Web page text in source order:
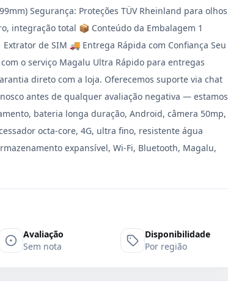
Segurança: Proteções TÜV Rheinland para olhos
integração total 📦 Conteúdo da Embalagem 1
de SIM 🚚 Entrega Rápida com Confiança Seu
o serviço Magalu Ultra Rápido para entregas
direto com a loja. Oferecemos suporte via chat
antes de qualquer avaliação negativa — estamos
bateria longa duração, Android, câmera 50mp,
octa-core, 4G, ultra fino, resistente água
expansível, Wi-Fi, Bluetooth, Magalu,
Avaliação
Sem nota
Disponibilidade
Por região